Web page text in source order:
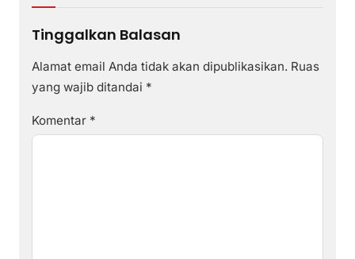
Tinggalkan Balasan
Alamat email Anda tidak akan dipublikasikan. Ruas
yang wajib ditandai *
Komentar *